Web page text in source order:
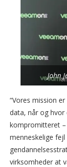
John
“Vores mission
data, når og hvor
kompromitteret
menneskelige
virksomheder at